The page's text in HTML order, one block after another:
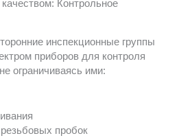
Контрольное
инспекционные группы
приборов для контроля
ограничиваясь ими:
пробок